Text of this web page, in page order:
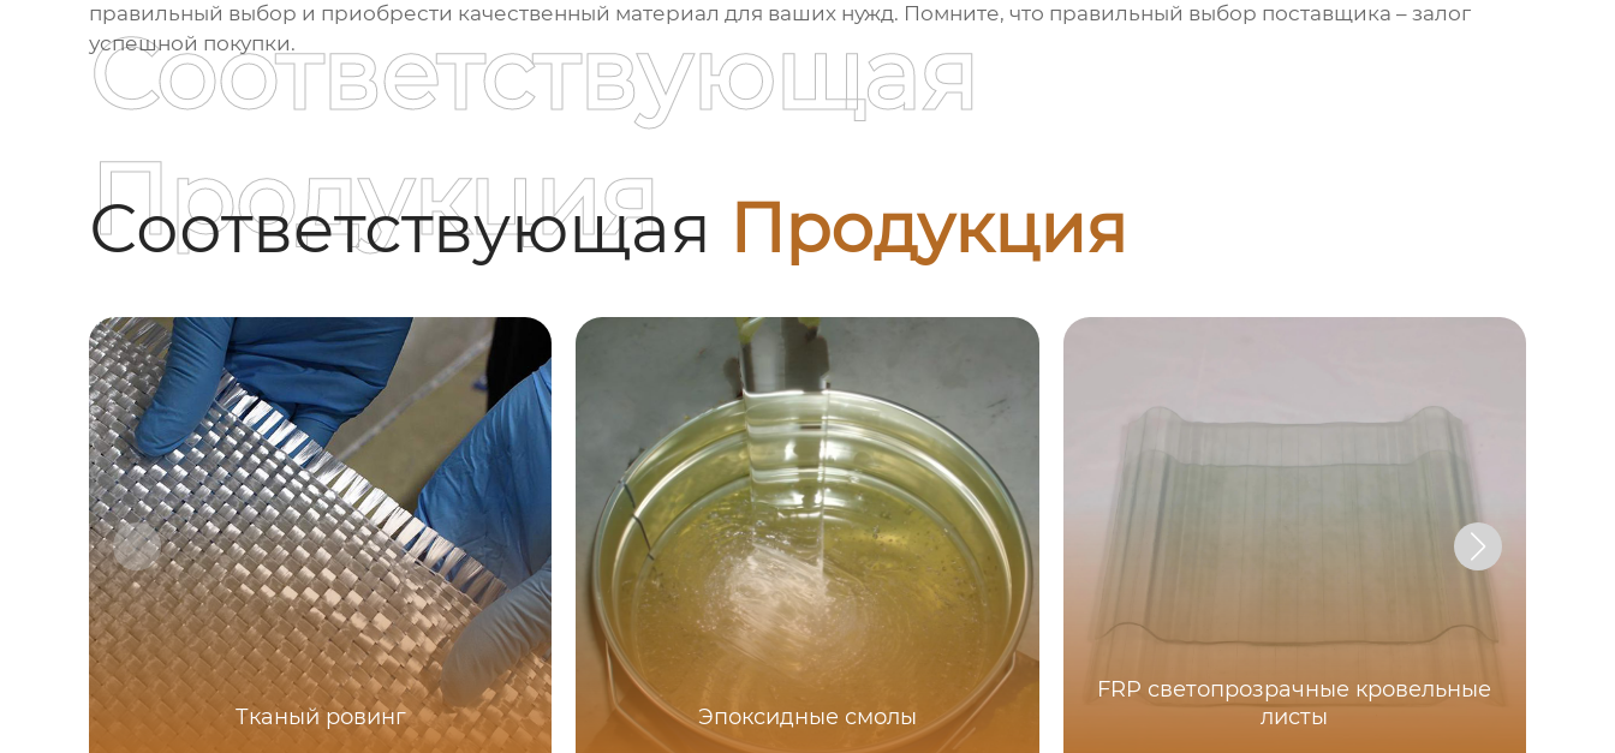
правильный выбор и приобрести качественный материал для ваших нужд. Помните, что правильный выбор поставщика – залог
успешной покупки.
Соответствующая Продукция
Соответствующая
Продукция
Тканый ровинг Эпоксидные смолы
FRP светопрозрачные кровельные
листы